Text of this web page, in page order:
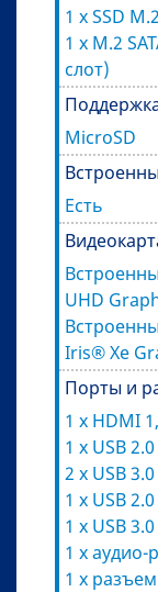
1 x SSD
1 x M.2
слот)
MicroSD
Есть
UHD
Iris® Xe
Порты и
1 x HDMI
1 x USB
2 x USB
1 x USB
1 x USB
1 x
1 x разъем